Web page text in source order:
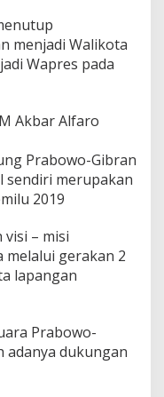
menjadi Walikota
Wapres pada
Akbar Alfaro
Prabowo-Gibran
sendiri merupakan
2019
visi – misi
melalui gerakan 2
lapangan
Prabowo-
adanya dukungan